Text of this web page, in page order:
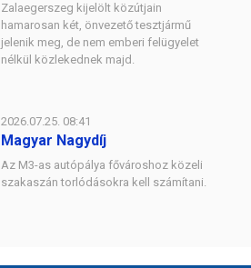
Zalaegerszeg kijelölt közútjain
hamarosan két, önvezető tesztjármű
jelenik meg, de nem emberi felügyelet
nélkül közlekednek majd.
2026.07.25. 08:41
Magyar Nagydíj
Az M3-as autópálya fővároshoz közeli
szakaszán torlódásokra kell számítani.